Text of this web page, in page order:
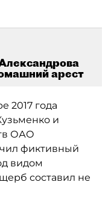
арест
2017 года
и
ОАО
фиктивный
видом
составил не